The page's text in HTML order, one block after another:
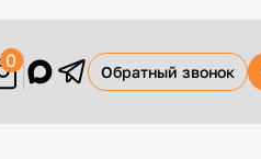
0
Обратный звонок